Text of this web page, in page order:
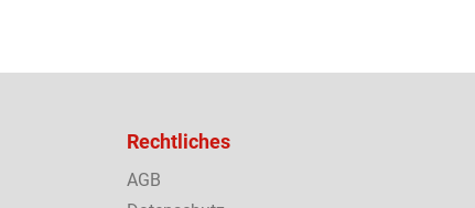
Rechtliches
AGB